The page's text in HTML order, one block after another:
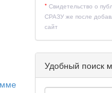
* Свидетельство о
СРАЗУ же после
сайт
Удобный поиск